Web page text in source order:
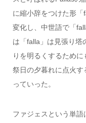
に縮小辞をつけた形
変化し、中世語で「
は「falla」は見張り塔
りを明るくするため
祭日の夕暮れに点火
っていった。
ファジェスという単